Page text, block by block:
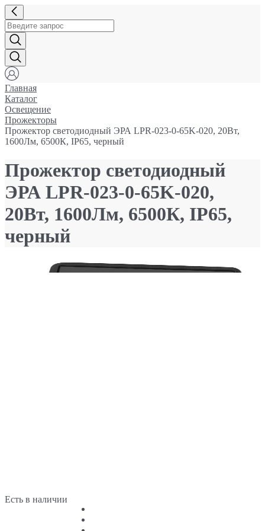
Главная
Каталог
Освещение
Прожекторы
Прожектор светодиодный ЭРА LPR-023-0-65K-020, 20Вт,
1600Лм, 6500К, IP65, черный
Прожектор светодиодный
ЭРА LPR-023-0-65K-020,
20Вт, 1600Лм, 6500К, IP65,
черный
Есть в наличии